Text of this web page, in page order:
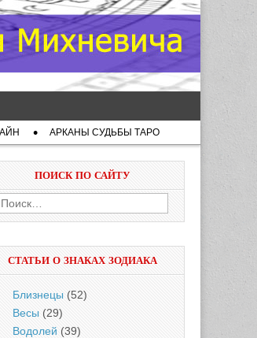
АРКАНЫ СУДЬБЫ ТАРО
ПОИСК ПО САЙТУ
Найти:
СТАТЬИ О ЗНАКАХ ЗОДИАКА
Близнецы (52)
Весы (29)
Водолей (39)